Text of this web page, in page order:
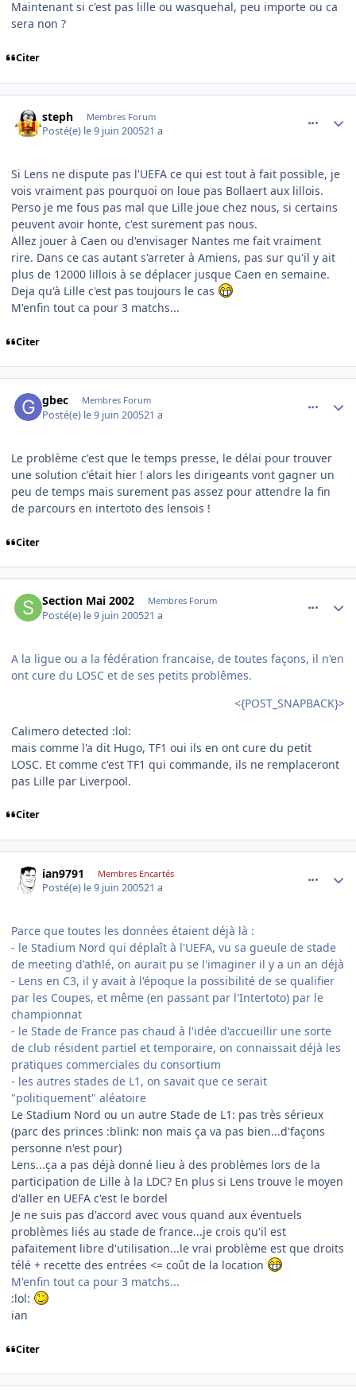
Maintenant si c'est pas lille ou wasquehal, peu importe ou ca
sera non ?
Citer
steph Membres Forum
Posté(e) le 9 juin 200521 a
Si Lens ne dispute pas l'UEFA ce qui est tout à fait possible, je
vois vraiment pas pourquoi on loue pas Bollaert aux lillois.
Perso je me fous pas mal que Lille joue chez nous, si certains
peuvent avoir honte, c'est surement pas nous.
Allez jouer à Caen ou d'envisager Nantes me fait vraiment
rire. Dans ce cas autant s'arreter à Amiens, pas sur qu'il y ait
plus de 12000 lillois à se déplacer jusque Caen en semaine.
Deja qu'à Lille c'est pas toujours le cas
M'enfin tout ca pour 3 matchs...
Citer
gbec Membres Forum
Posté(e) le 9 juin 200521 a
Le problème c'est que le temps presse, le délai pour trouver
une solution c'était hier ! alors les dirigeants vont gagner un
peu de temps mais surement pas assez pour attendre la fin
de parcours en intertoto des lensois !
Citer
Section Mai 2002 Membres Forum
Posté(e) le 9 juin 200521 a
A la ligue ou a la fédération francaise, de toutes façons, il n'en
ont cure du LOSC et de ses petits problêmes.
<{POST_SNAPBACK}>
Calimero detected :lol:
mais comme l'a dit Hugo, TF1 oui ils en ont cure du petit
LOSC. Et comme c'est TF1 qui commande, ils ne remplaceront
pas Lille par Liverpool.
Citer
ian9791 Membres Encartés
Posté(e) le 9 juin 200521 a
Parce que toutes les données étaient déjà là :
- le Stadium Nord qui déplaît à l'UEFA, vu sa gueule de stade
de meeting d'athlé, on aurait pu se l'imaginer il y a un an déjà
- Lens en C3, il y avait à l'époque la possibilité de se qualifier
par les Coupes, et même (en passant par l'Intertoto) par le
championnat
- le Stade de France pas chaud à l'idée d'accueillir une sorte
de club résident partiel et temporaire, on connaissait déjà les
pratiques commerciales du consortium
- les autres stades de L1, on savait que ce serait
"politiquement" aléatoire
Le Stadium Nord ou un autre Stade de L1: pas très sérieux
(parc des princes :blink: non mais ça va pas bien...d'façons
personne n'est pour)
Lens...ça a pas déjà donné lieu à des problèmes lors de la
participation de Lille à la LDC? En plus si Lens trouve le moyen
d'aller en UEFA c'est le bordel
Je ne suis pas d'accord avec vous quand aux éventuels
problèmes liés au stade de france...je crois qu'il est
pafaitement libre d'utilisation...le vrai problème est que droits
télé + recette des entrées <= coût de la location
M'enfin tout ca pour 3 matchs...
:lol:
ian
Citer